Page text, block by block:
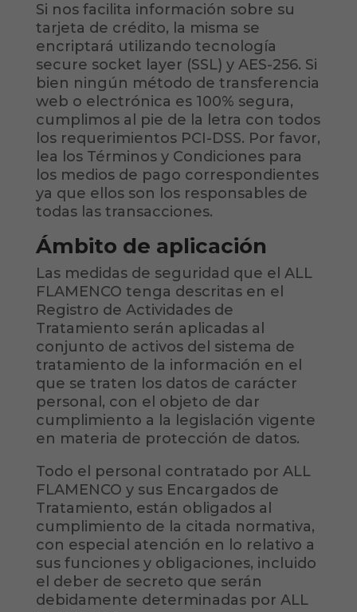
Si nos facilita información sobre su
tarjeta de crédito, la misma se
encriptará utilizando tecnología
secure socket layer (SSL) y AES-256. Si
bien ningún método de transferencia
web o electrónica es 100% segura,
cumplimos al pie de la letra con todos
los requerimientos PCI-DSS. Por favor,
lea los Términos y Condiciones para
los medios de pago correspondientes
ya que ellos son los responsables de
todas las transacciones.
Ámbito de aplicación
Las medidas de seguridad que el ALL
FLAMENCO tenga descritas en el
Registro de Actividades de
Tratamiento serán aplicadas al
conjunto de activos del sistema de
tratamiento de la información en el
que se traten los datos de carácter
personal, con el objeto de dar
cumplimiento a la legislación vigente
en materia de protección de datos.
Todo el personal contratado por ALL
FLAMENCO y sus Encargados de
Tratamiento, están obligados al
cumplimiento de la citada normativa,
con especial atención en lo relativo a
sus funciones y obligaciones, incluido
el deber de secreto que serán
debidamente determinadas por ALL